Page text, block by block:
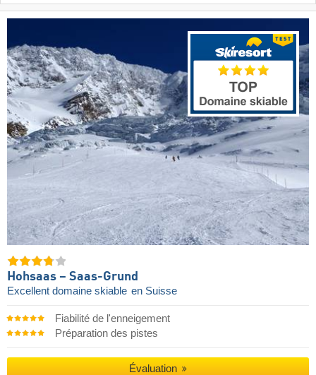
Hohsaas – Saas-Grund
Excellent domaine skiable en Suisse
Fiabilité de l'enneigement
Préparation des pistes
Évaluation